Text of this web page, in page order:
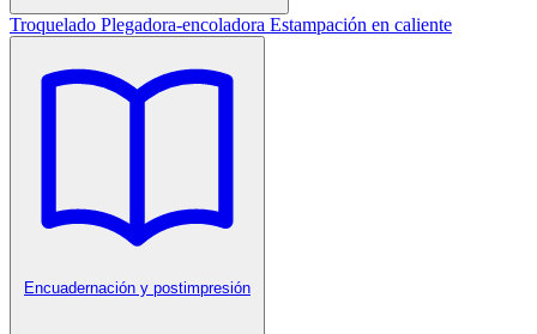
Troquelado Plegadora-encoladora Estampación en caliente
Encuadernación y postimpresión